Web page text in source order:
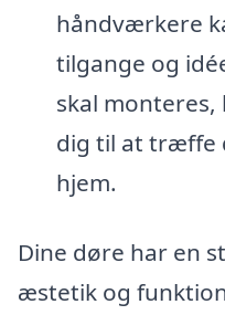
håndværkere
tilgange og
skal
dig til at træffe
hjem.
Dine døre har en
æstetik og